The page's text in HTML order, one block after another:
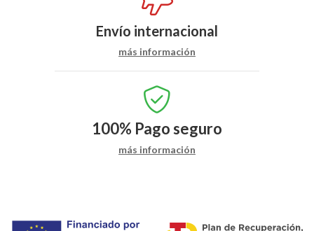
Envío internacional
más información
100% Pago seguro
más información